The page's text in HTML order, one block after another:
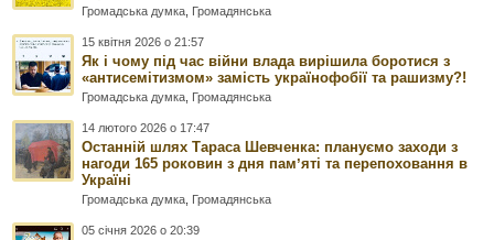
Громадська думка Громадянська
15 квітня 2026 о 21:57
Як і чому під час війни влада вирішила боротися з
«антисемітизмом» замість українофобії та рашизму?!
Громадська думка Громадянська
14 лютого 2026 о 17:47
Останній шлях Тараса Шевченка: плануємо заходи з
нагоди 165 роковин з дня памʼяті та перепоховання в
Україні
Громадська думка Громадянська
05 січня 2026 о 20:39